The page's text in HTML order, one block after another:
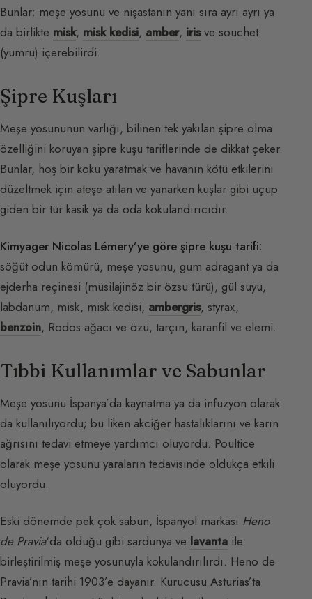
Bunlar; meşe yosunu ve nişastanın yanı sıra ayrı ayrı ya
da birlikte misk, misk kedisi, amber, irisve souchet
(yumru) içerebilirdi.
Şipre Kuşları
Meşe yosununun varlığı, bilinen tek yakılan şipre olma
özelliğini koruyan şipre kuşu tariflerinde de dikkat çeker.
Bunlar, hoş bir koku yaratmak ve havanın kötü etkilerini
düzeltmek için ateşe atılan ve yanarken kuşlar gibi uçup
giden bir tür kasik ya da oda kokulandırıcıdır.
Kimyager Nicolas Lémery’ye göre şipre kuşu tarifi:
söğüt odun kömürü, meşe yosunu, gum adragant ya da
ejderha reçinesi (müsilajinöz bir özsu türü), gül suyu,
labdanum, misk, misk kedisi, ambergris, styrax,
benzoin, Rodos ağacı ve özü, tarçın, karanfil ve elemi.
Tıbbi Kullanımlar ve Sabunlar
Meşe yosunu İspanya’da kaynatma ya da infüzyon olarak
da kullanılıyordu; bu liken akciğer hastalıklarını ve karın
ağrısını tedavi etmeye yardımcı oluyordu. Poultice
olarak meşe yosunu yaraların tedavisinde oldukça etkili
oluyordu.
Eski dönemde pek çok sabun, İspanyol markası Heno
de Pravia‘da olduğu gibi sardunya ve lavanta ile
birleştirilmiş meşe yosunuyla kokulandırılırdı. Heno de
Pravia’nın tarihi 1903’e dayanır. Kurucusu Asturias’ta